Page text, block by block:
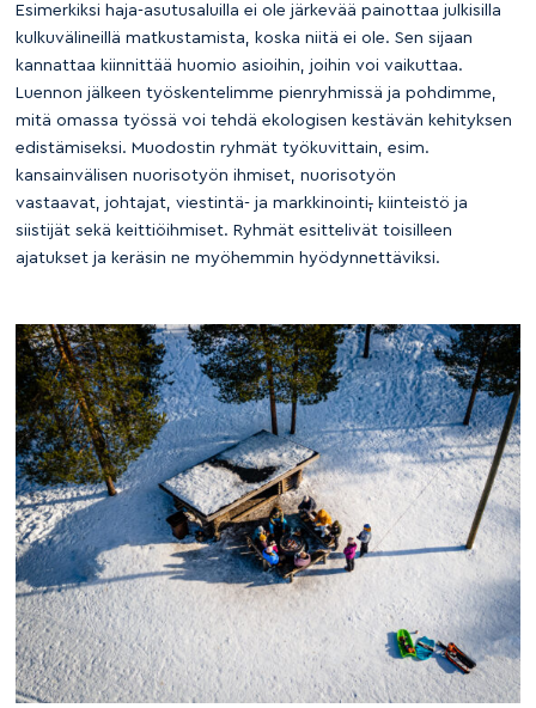
Esimerkiksi haja-asutusaluilla ei ole järkevää painottaa julkisilla
kulkuvälineillä matkustamista, koska niitä ei ole. Sen sijaan
kannattaa kiinnittää huomio asioihin, joihin voi vaikuttaa.
Luennon jälkeen työskentelimme pienryhmissä ja pohdimme,
mitä omassa työssä voi tehdä ekologisen kestävän kehityksen
edistämiseksi. Muodostin ryhmät työkuvittain, esim.
kansainvälisen nuorisotyön ihmiset, nuorisotyön
vastaavat, johtajat, viestintä- ja markkinointi,kiinteistö ja
siistijät sekä keittiöihmiset. Ryhmät esittelivät toisilleen
ajatukset ja keräsin ne myöhemmin hyödynnettäviksi.